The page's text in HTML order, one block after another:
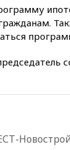
РФ